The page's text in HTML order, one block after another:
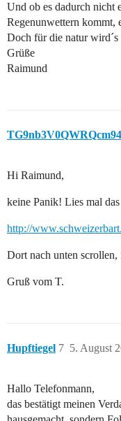
Und ob es dadurch nicht
Regenunwettern kommt,
Doch für die natur
Grüße
Raimund
Hi Raimund,
keine Panik! Lies mal
http://
Dort nach unten scrollen,
Gruß vom T.
Hupftiegel 5. August
7
Hallo Telefonmann,
das bestätigt meinen